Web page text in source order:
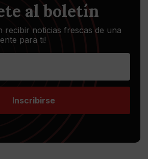
al boletín
recibir noticias frescas de una
para ti!
Inscribirse